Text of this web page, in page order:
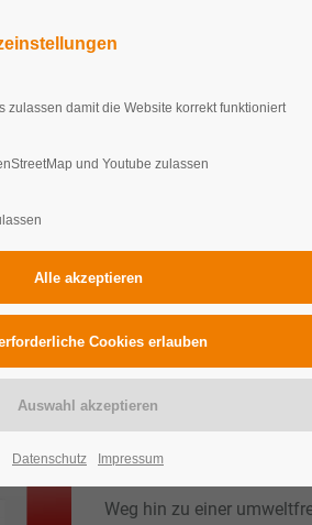
in
Wir sind Ihr
Münster und dem
individuell geplante
Hier entscheidet sich, die
Sinn macht. Die
Weg hin zu einer
zulassen damit die Website korrekt funktioniert
und Youtube zulassen
Datenschutz Impressum